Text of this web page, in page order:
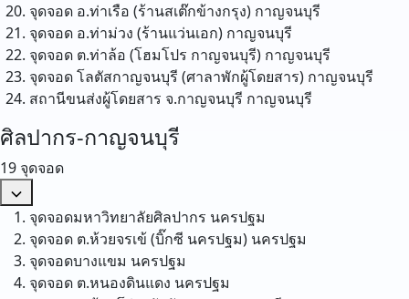
จุดจอด อ.ท่าเรือ (ร้านสเต๊กข้างกรุง) กาญจนบุรี
จุดจอด อ.ท่าม่วง (ร้านแว่นเอก) กาญจนบุรี
จุดจอด ต.ท่าล้อ (โฮมโปร กาญจนบุรี) กาญจนบุรี
จุดจอด โลตัสกาญจนบุรี (ศาลาพักผู้โดยสาร) กาญจนบุรี
สถานีขนส่งผู้โดยสาร จ.กาญจนบุรี กาญจนบุรี
ศิลปากร-กาญจนบุรี
19 จุดจอด
จุดจอดมหาวิทยาลัยศิลปากร นครปฐม
จุดจอด ต.ห้วยจรเข้ (บิ๊กซี นครปฐม) นครปฐม
จุดจอดบางแขม นครปฐม
จุดจอด ต.หนองดินแดง นครปฐม